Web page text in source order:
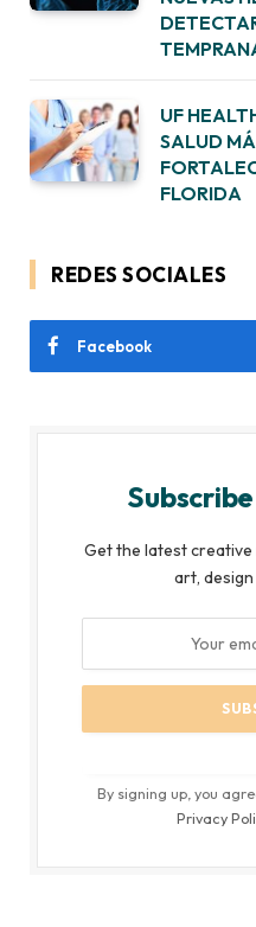
UF
SALUD
FLORIDA
REDES SOCIALES
Facebook
Get the latest
art, design
By signing up, you
Privacy